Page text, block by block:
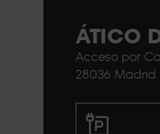
ÁTICO
Acceso por
28036 Madrid.